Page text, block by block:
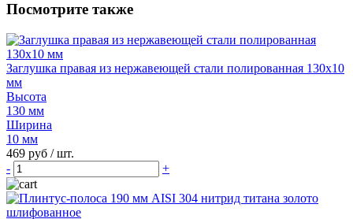
Посмотрите также
Заглушка правая из нержавеющей стали полированная 130х10
мм
Высота
130 мм
Ширина
10 мм
469 руб / шт.
-
+